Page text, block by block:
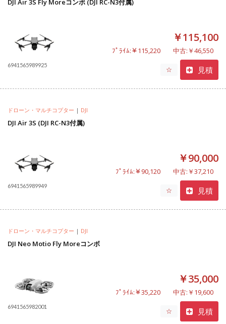
DJI Air 3S Fly Moreコンボ (DJI RC-N3付属)
6941565989925
￥115,100
ﾌﾟﾗｲﾑ:￥115,220 中古:￥46,550
☆ 見積
ドローン・マルチコプター | DJI
DJI Air 3S (DJI RC-N3付属)
6941565989949
￥90,000
ﾌﾟﾗｲﾑ:￥90,120 中古:￥37,210
☆ 見積
ドローン・マルチコプター | DJI
DJI Neo Motio Fly Moreコンボ
6941565982001
￥35,000
ﾌﾟﾗｲﾑ:￥35,220 中古:￥19,600
☆ 見積